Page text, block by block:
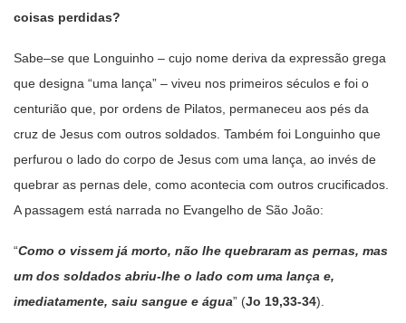
coisas perdidas?
Sabe–se que Longuinho – cujo nome deriva da expressão grega
que designa “uma lança” – viveu nos primeiros séculos e foi o
centurião que, por ordens de Pilatos, permaneceu aos pés da
cruz de Jesus com outros soldados. Também foi Longuinho que
perfurou o lado do corpo de Jesus com uma lança, ao invés de
quebrar as pernas dele, como acontecia com outros crucificados.
A passagem está narrada no Evangelho de São João:
“Como o vissem já morto, não lhe quebraram as pernas, mas
um dos soldados abriu-lhe o lado com uma lança e,
imediatamente, saiu sangue e água” (Jo 19,33-34).